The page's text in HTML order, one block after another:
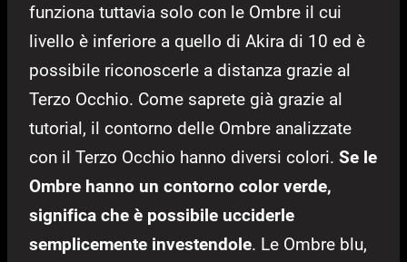
funziona tuttavia solo con le Ombre il cui
livello è inferiore a quello di Akira di 10 ed è
possibile riconoscerle a distanza grazie al
Terzo Occhio. Come saprete già grazie al
tutorial, il contorno delle Ombre analizzate
con il Terzo Occhio hanno diversi colori. Se le
Ombre hanno un contorno color verde,
significa che è possibile ucciderle
semplicemente investendole. Le Ombre blu,